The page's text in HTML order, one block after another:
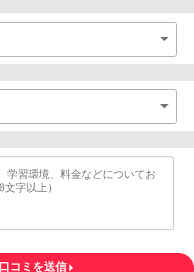
口コミを送信